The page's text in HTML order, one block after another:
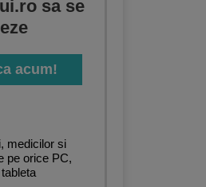
sa se
acum!
medicilor si
pe orice PC,